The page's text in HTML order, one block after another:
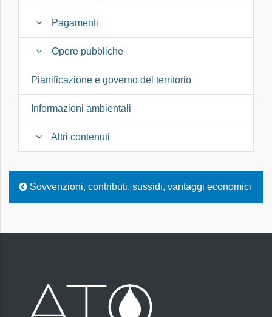
Pagamenti
Opere pubbliche
Pianificazione e governo del territorio
Informazioni ambientali
Altri contenuti
Sovvenzioni, contributi, sussidi, vantaggi economici